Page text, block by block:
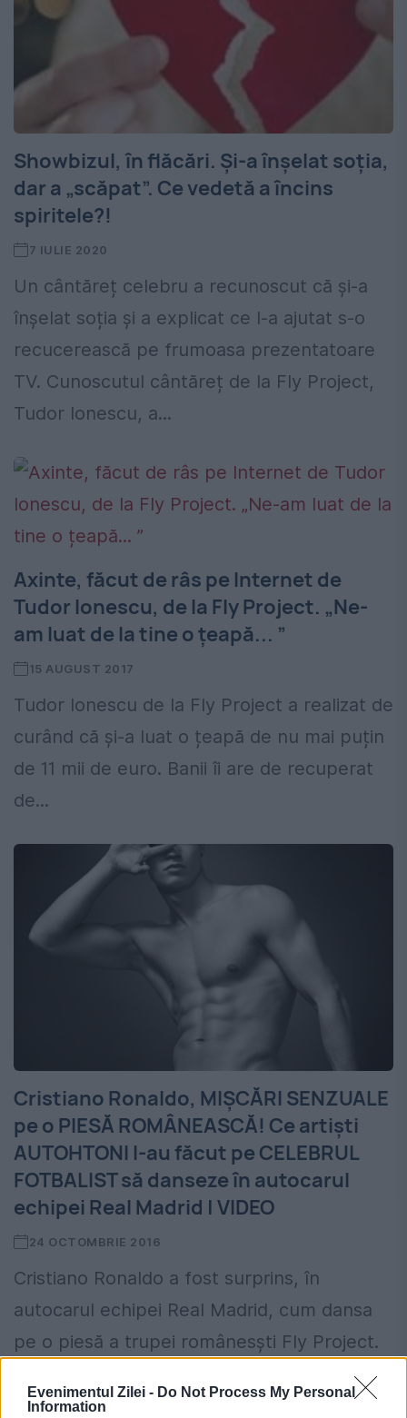
Evenimentul Zilei - Do Not Process My Personal
Information
Showbizul, în flăcări. Și-a înșelat soția,
dar a „scăpat”. Ce vedetă a încins
spiritele?!
7 IULIE 2020
Un cântăreț celebru a recunoscut că și-a
înșelat soția și a explicat ce l-a ajutat s-o
recucerească pe frumoasa prezentatoare
TV. Cunoscutul cântăreț de la Fly Project,
Tudor Ionescu, a...
Axinte, făcut de râs pe Internet de
Tudor Ionescu, de la Fly Project. „Ne-
am luat de la tine o țeapă... ”
15 AUGUST 2017
Tudor Ionescu de la Fly Project a realizat de
curând că și-a luat o țeapă de nu mai puțin
de 11 mii de euro. Banii îi are de recuperat
de...
Cristiano Ronaldo, MIŞCĂRI SENZUALE
pe o PIESĂ ROMÂNEASCĂ! Ce artişti
AUTOHTONI l-au făcut pe CELEBRUL
FOTBALIST să danseze în autocarul
echipei Real Madrid | VIDEO
24 OCTOMBRIE 2016
Cristiano Ronaldo a fost surprins, în
autocarul echipei Real Madrid, cum dansa
pe o piesă a trupei românesşti Fly Project.
Filmuleţul a fost distribuit de membrii trupei
pe pagina oficială...